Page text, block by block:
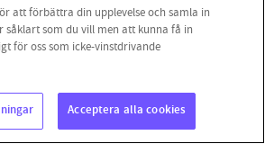
1231368703
Läs vad vi vill göra
att förbättra din upplevelse och samla in
såklart som du vill men att kunna få in
för oss som icke-vinstdrivande
Acceptera alla cookies